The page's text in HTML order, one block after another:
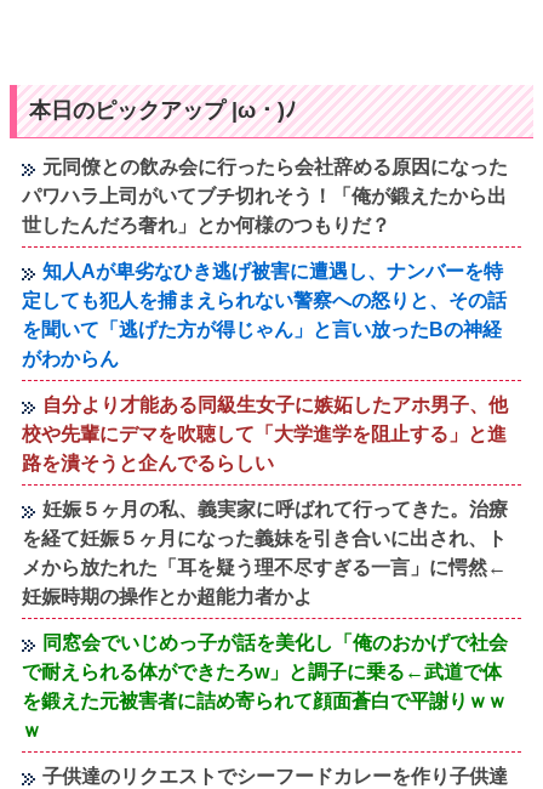
本日のピックアップ |ω・)ﾉ
元同僚との飲み会に行ったら会社辞める原因になった
パワハラ上司がいてブチ切れそう！「俺が鍛えたから出
世したんだろ奢れ」とか何様のつもりだ？
知人Aが卑劣なひき逃げ被害に遭遇し、ナンバーを特
定しても犯人を捕まえられない警察への怒りと、その話
を聞いて「逃げた方が得じゃん」と言い放ったBの神経
がわからん
自分より才能ある同級生女子に嫉妬したアホ男子、他
校や先輩にデマを吹聴して「大学進学を阻止する」と進
路を潰そうと企んでるらしい
妊娠５ヶ月の私、義実家に呼ばれて行ってきた。治療
を経て妊娠５ヶ月になった義妹を引き合いに出され、ト
メから放たれた「耳を疑う理不尽すぎる一言」に愕然←
妊娠時期の操作とか超能力者かよ
同窓会でいじめっ子が話を美化し「俺のおかげで社会
で耐えられる体ができたろw」と調子に乗る←武道で体
を鍛えた元被害者に詰め寄られて顔面蒼白で平謝りｗｗ
ｗ
子供達のリクエストでシーフードカレーを作り子供達